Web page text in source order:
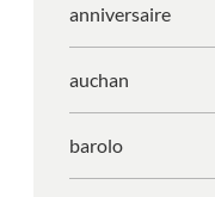
anniversaire
auchan
barolo